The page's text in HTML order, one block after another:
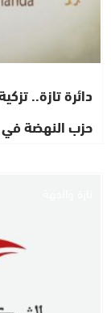
دائرة تازة..
حزب النهضة في